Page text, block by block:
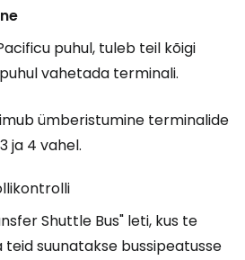
puhul, tuleb teil kõigi
vahetada terminali.
ümberistumine terminalide
ja 4 vahel.
Shuttle Bus" leti, kus te
suunatakse bussipeatusse